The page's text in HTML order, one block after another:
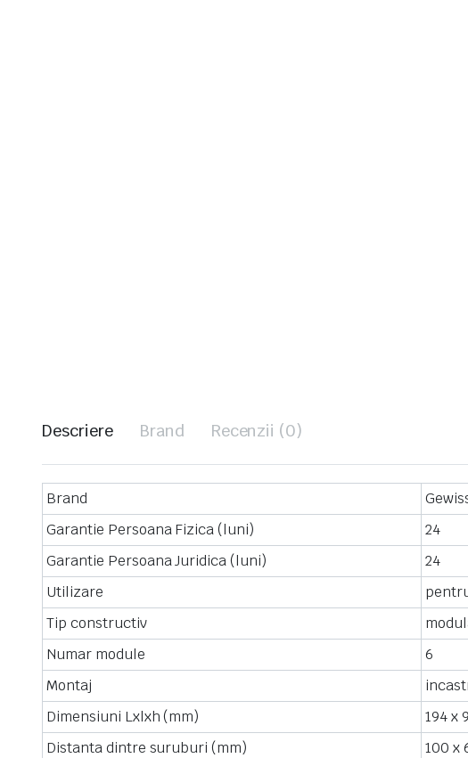
Descriere Brand Recenzii (0)
Brand
Garantie Persoana Fizica (luni)
24
Garantie Persoana Juridica (luni)
24
Utilizare
Tip constructiv
Numar module
6
Montaj
Dimensiuni Lxlxh (mm)
194 x
Distanta dintre suruburi (mm)
100 x